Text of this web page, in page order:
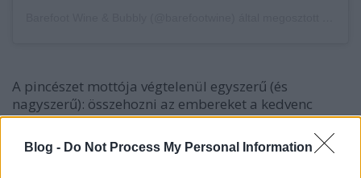
Blog - Do Not Process My Personal Information
A pincészet mottója végtelenül egyszerű (és
nagyszerű): összehozni az embereket a kedvenc
borukkal, és új barátokat szerezni a folyamatosan
megújuló borcsaládnak. A borok ezért mókásak (van
például sangria fröccs), ízletesek és elérhető